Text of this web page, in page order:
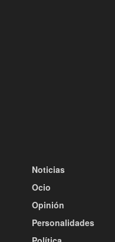
Noticias
Ocio
Opinión
Personalidades